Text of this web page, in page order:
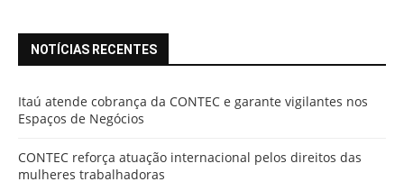
NOTÍCIAS RECENTES
Itaú atende cobrança da CONTEC e garante vigilantes nos
Espaços de Negócios
CONTEC reforça atuação internacional pelos direitos das
mulheres trabalhadoras